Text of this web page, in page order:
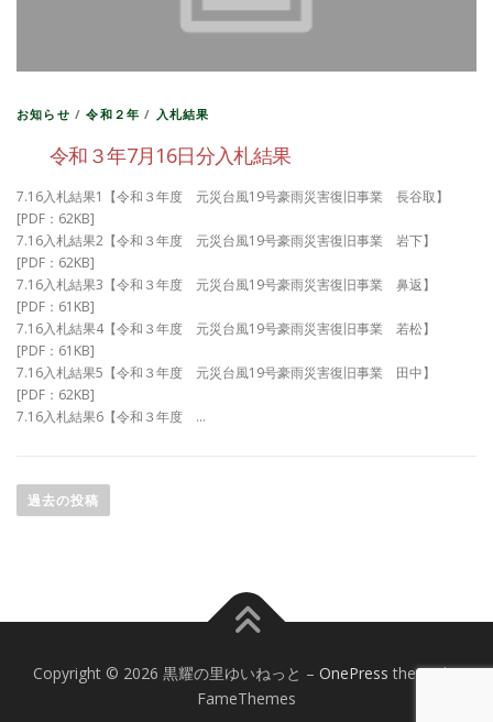
お知らせ /令和２年 / 入札結果
令和３年7月16日分入札結果
7.16入札結果1【令和３年度 元災台風19号豪雨災害復旧事業 長谷取】
[PDF：62KB]
7.16入札結果2【令和３年度 元災台風19号豪雨災害復旧事業 岩下】
[PDF：62KB]
7.16入札結果3【令和３年度 元災台風19号豪雨災害復旧事業 鼻返】
[PDF：61KB]
7.16入札結果4【令和３年度 元災台風19号豪雨災害復旧事業 若松】
[PDF：61KB]
7.16入札結果5【令和３年度 元災台風19号豪雨災害復旧事業 田中】
[PDF：62KB]
7.16入札結果6【令和３年度 …
稿
ョ
過去の投稿
Copyright © 2026 黒耀の里ゆいねっと – OnePress theme by
FameThemes